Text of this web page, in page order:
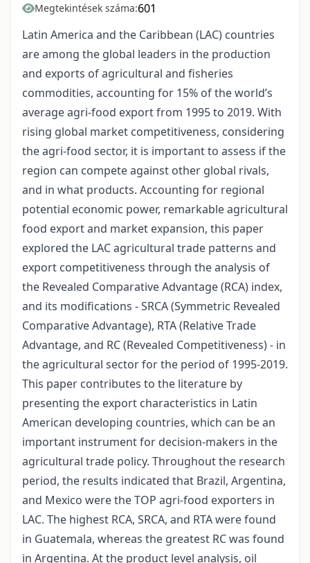
Megtekintések száma:601
Latin America and the Caribbean (LAC) countries
are among the global leaders in the production
and exports of agricultural and fisheries
commodities, accounting for 15% of the world’s
average agri-food export from 1995 to 2019. With
rising global market competitiveness, considering
the agri-food sector, it is important to assess if the
region can compete against other global rivals,
and in what products. Accounting for regional
potential economic power, remarkable agricultural
food export and market expansion, this paper
explored the LAC agricultural trade patterns and
export competitiveness through the analysis of
the Revealed Comparative Advantage (RCA) index,
and its modifications - SRCA (Symmetric Revealed
Comparative Advantage), RTA (Relative Trade
Advantage, and RC (Revealed Competitiveness) - in
the agricultural sector for the period of 1995-2019.
This paper contributes to the literature by
presenting the export characteristics in Latin
American developing countries, which can be an
important instrument for decision-makers in the
agricultural trade policy. Throughout the research
period, the results indicated that Brazil, Argentina,
and Mexico were the TOP agri-food exporters in
LAC. The highest RCA, SRCA, and RTA were found
in Guatemala, whereas the greatest RC was found
in Argentina. At the product level analysis, oil